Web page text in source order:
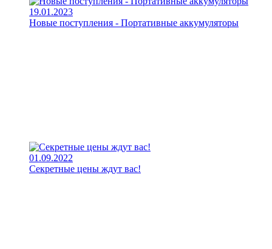
19.01.2023
Новые поступления - Портативные аккумуляторы
01.09.2022
Секретные цены ждут вас!